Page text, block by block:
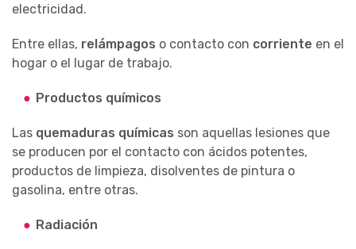
electricidad.
Entre ellas, relámpagos o contacto con corriente en el
hogar o el lugar de trabajo.
Productos químicos
Las quemaduras químicas son aquellas lesiones que
se producen por el contacto con ácidos potentes,
productos de limpieza, disolventes de pintura o
gasolina, entre otras.
Radiación